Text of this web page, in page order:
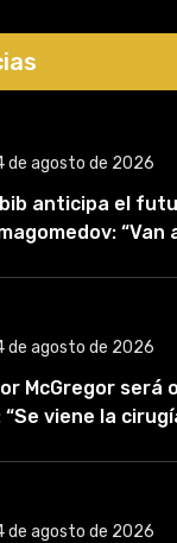
de agosto de 2026
anticipa el
“Van
de agosto de 2026
McGregor será
“Se viene la
de agosto de 2026